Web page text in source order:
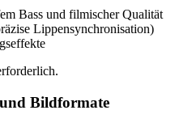
Bass und filmischer Qualität
Lippensynchronisation)
Bildformate